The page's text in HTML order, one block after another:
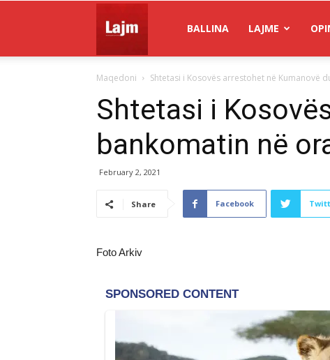
Lajm
BALLINA LAJME
Maqedoni Shtetasi i Kosovës arrestohet në Kumanovë
Shtetasi i
bankomatin në
February 2, 2021
Share Facebook
Foto Arkiv